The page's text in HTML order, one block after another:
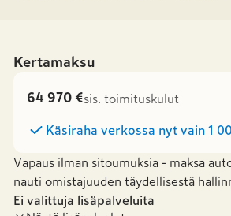
Kertamaksu
64 970 €sis. toimituskulut
Käsiraha verkossa nyt vain 1
Vapaus ilman sitoumuksia - maksa
nauti omistajuuden täydellisestä
Ei valittuja lisäpalveluita